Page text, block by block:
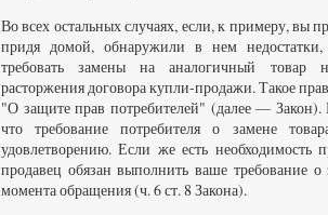
Во всех остальных случаях, если, к примеру, вы
придя домой, обнаружили в нем
требовать замены на аналогичный товар
расторжения договора купли-продажи. Такое
"О защите прав потребителей" (далее — Закон).
что требование потребителя о замене
удовлетворению. Если же есть необходимость
продавец обязан выполнить ваше требование
момента обращения (ч. 6 ст. 8 Закона).